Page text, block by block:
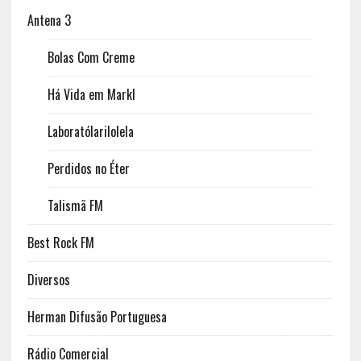
Antena 3
Bolas Com Creme
Há Vida em Markl
Laboratólarilolela
Perdidos no Éter
Talismã FM
Best Rock FM
Diversos
Herman Difusão Portuguesa
Rádio Comercial